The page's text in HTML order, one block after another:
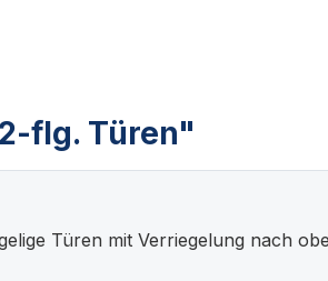
flg. Türen"
Türen mit Verriegelung nach